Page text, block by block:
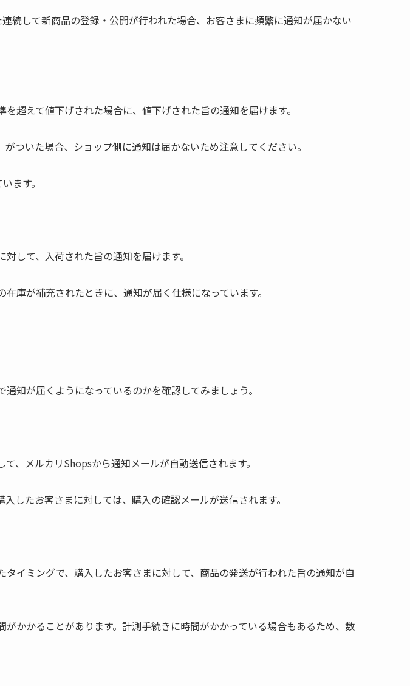
続して新商品の登録・公開が行われた場合、お客さまに頻繁に通知が届かない
超えて値下げされた場合に、値下げされた旨の通知を届けます。
ついた場合、ショップ側に通知は届かないため注意してください。
ます。
して、入荷された旨の通知を届けます。
庫が補充されたときに、通知が届く仕様になっています。
知が届くようになっているのかを確認してみましょう。
、メルカリShopsから通知メールが自動送信されます。
したお客さまに対しては、購入の確認メールが送信されます。
イミングで、購入したお客さまに対して、商品の発送が行われた旨の通知が自
かかることがあります。計測手続きに時間がかかっている場合もあるため、数